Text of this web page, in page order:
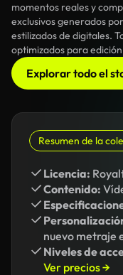
momentos reales y
exclusivos generados
estilizados de digitales.
optimizados para
Explorar todo el
Resumen de la
Licencia:
Contenido:
nuevo metraje
Niveles de
Ver precios →